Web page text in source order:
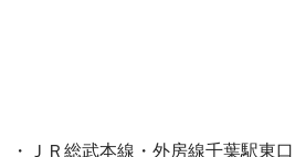
・ＪＲ総武本線・外房線千葉駅東